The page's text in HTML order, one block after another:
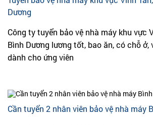
Dương
Công ty tuyển bảo vệ nhà máy khu vực
Bình Dương lương tốt, bao ăn, có chỗ ở,
dành cho ứng viên
Cần tuyển 2 nhân viên bảo vệ nhà máy